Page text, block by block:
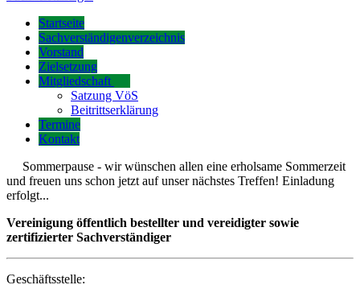
Startseite
Sachverständigenverzeichnis
Vorstand
Zielsetzung
Mitgliedschaft
Satzung VöS
Beitrittserklärung
Termine
Kontakt
Sommerpause - wir wünschen allen eine erholsame Sommerzeit
und freuen uns schon jetzt auf unser nächstes Treffen! Einladung
erfolgt...
Vereinigung öffentlich bestellter und vereidigter sowie
zertifizierter Sachverständiger
Geschäftsstelle: